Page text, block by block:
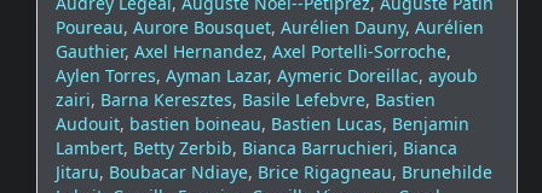
Poureau, Aurore Bousquet, Aurélien Dauny, Aurélien
Gauthier, Axel Hernandez, Axel Portelli-Sorroche,
Aylen Torres, Ayman Lazar, Aymeric Doreillac, ayoub
zairi, Barna Keresztes, Basile Lefebvre, Bastien
Audouit, bastien boineau, Bastien Lucas, Benjamin
Lambert, Betty Zerbib, Bianca Barruchieri, Bianca
Jitaru, Boubacar Ndiaye, Brice Rigagneau, Brunehilde